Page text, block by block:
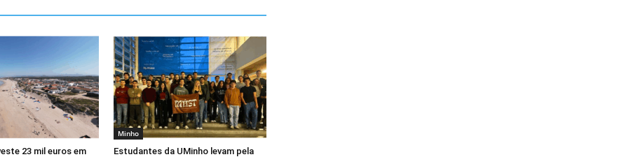
23 mil euros em
Minho
Estudantes da UMinho levam pela